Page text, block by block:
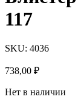
117
SKU: 4036
738,00 ₽
Нет в наличии